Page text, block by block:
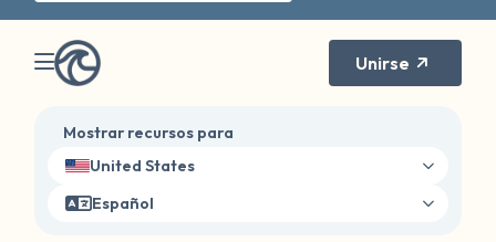
Unirse
Mostrar recursos para
United States
Español